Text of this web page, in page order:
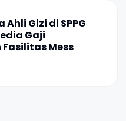
Gizi di SPPG
Gaji
Mess